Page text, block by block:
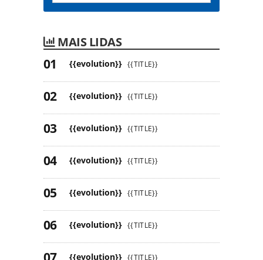
MAIS LIDAS
{{evolution}} {{TITLE}}
{{evolution}} {{TITLE}}
{{evolution}} {{TITLE}}
{{evolution}} {{TITLE}}
{{evolution}} {{TITLE}}
{{evolution}} {{TITLE}}
{{evolution}} {{TITLE}}